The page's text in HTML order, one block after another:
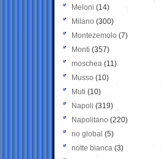
Meloni (14)
Milano (300)
Montezemolo (7)
Monti (357)
moschea (11)
Musso (10)
Muti (10)
Napoli (319)
Napolitano (220)
no global (5)
notte bianca (3)